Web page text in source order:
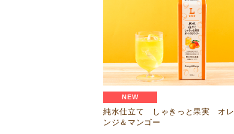
NEW
純水仕立て しゃきっと果実 オレ
ンジ＆マンゴー